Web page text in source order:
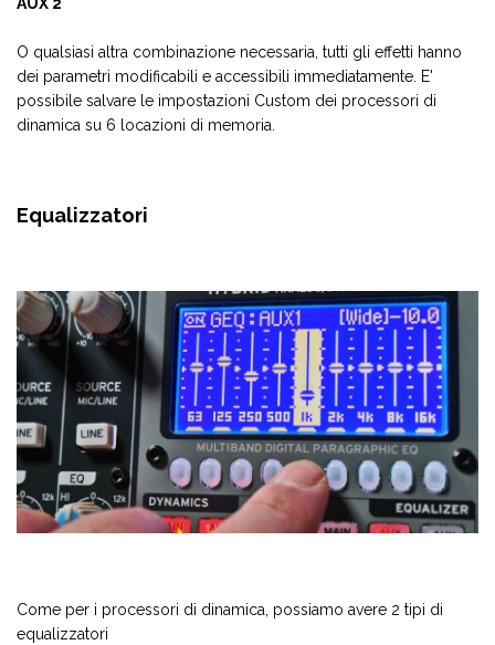
O qualsiasi altra combinazione necessaria, tutti gli effetti hanno
dei parametri modificabili e accessibili immediatamente. E'
possibile salvare le impostazioni Custom dei processori di
dinamica su 6 locazioni di memoria.
Equalizzatori
Come per i processori di dinamica, possiamo avere 2 tipi di
equalizzatori